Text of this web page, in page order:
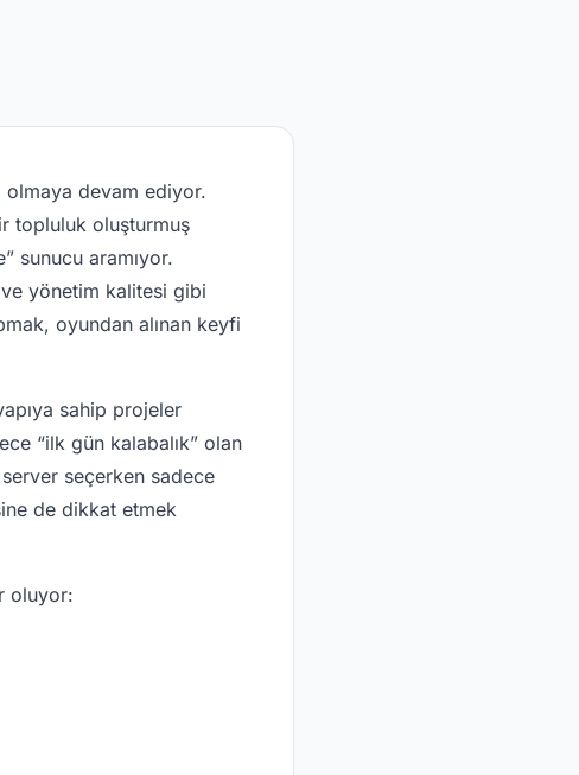
olmaya devam ediyor.
topluluk oluşturmuş
sunucu aramıyor.
yönetim kalitesi gibi
oyundan alınan keyfi
sahip projeler
“ilk gün kalabalık” olan
seçerken sadece
de dikkat etmek
oluyor: